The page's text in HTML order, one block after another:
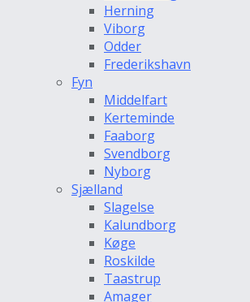
Herning
Viborg
Odder
Frederikshavn
Fyn
Middelfart
Kerteminde
Faaborg
Svendborg
Nyborg
Sjælland
Slagelse
Kalundborg
Køge
Roskilde
Taastrup
Amager